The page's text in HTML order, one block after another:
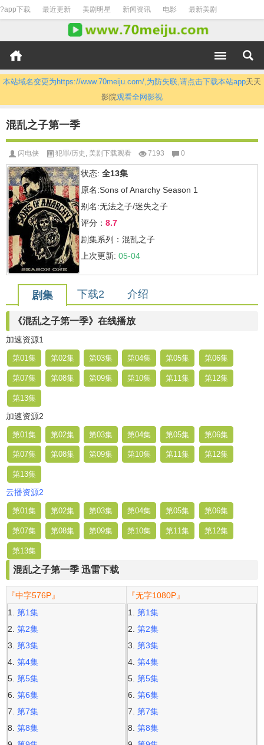
?app下载 最近更新 美剧明星 新闻资讯 电影 最新美剧
本站域名变更为https://www.70meiju.com/,为防失联,请点击下载本站app天天
影院观看全网影视
混乱之子第一季
闪电侠 犯罪/历史 , 美剧下载观看 7193 0
状态: 全13集
原名:Sons of Anarchy Season 1
别名:无法之子/迷失之子
评分： 8.7
剧集系列：混乱之子
上次更新: 05-04
剧集 下载2 介绍
《混乱之子第一季》在线播放
加速资源1
第01集 第02集 第03集 第04集 第05集 第06集
第07集 第08集 第09集 第10集 第11集 第12集
第13集
加速资源2
第01集 第02集 第03集 第04集 第05集 第06集
第07集 第08集 第09集 第10集 第11集 第12集
第13集
云播资源2
第01集 第02集 第03集 第04集 第05集 第06集
第07集 第08集 第09集 第10集 第11集 第12集
第13集
混乱之子第一季 迅雷下载
『中字576P』
第1集
第2集
第3集
第4集
第5集
第6集
第7集
第8集
『无字1080P』
第1集
第2集
第3集
第4集
第5集
第6集
第7集
第8集